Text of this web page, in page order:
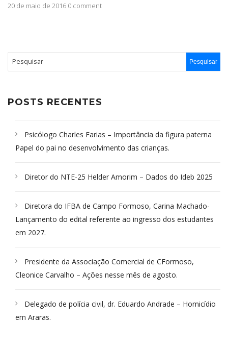
20 de maio de 2016 0 comment
POSTS RECENTES
Psicólogo Charles Farias – Importância da figura paterna
Papel do pai no desenvolvimento das crianças.
Diretor do NTE-25 Helder Amorim – Dados do Ideb 2025
Diretora do IFBA de Campo Formoso, Carina Machado-
Lançamento do edital referente ao ingresso dos estudantes
em 2027.
Presidente da Associação Comercial de CFormoso,
Cleonice Carvalho – Ações nesse mês de agosto.
Delegado de polícia civil, dr. Eduardo Andrade – Homicídio
em Araras.